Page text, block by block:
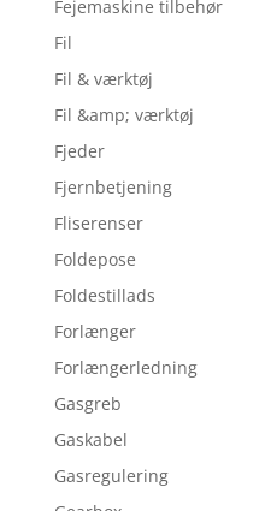
Fejemaskine tilbehør
Fil
Fil & værktøj
Fil &amp; værktøj
Fjeder
Fjernbetjening
Fliserenser
Foldepose
Foldestillads
Forlænger
Forlængerledning
Gasgreb
Gaskabel
Gasregulering